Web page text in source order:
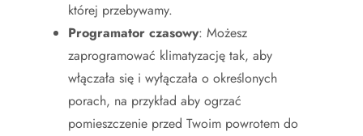
której przebywamy.
Programator czasowy: Możesz
zaprogramować klimatyzację tak, aby
włączała się i wyłączała o określonych
porach, na przykład aby ogrzać
pomieszczenie przed Twoim powrotem do